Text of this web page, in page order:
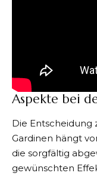
Aspekte bei
Die Entscheidung
Gardinen hängt
die sorgfältig
gewünschten